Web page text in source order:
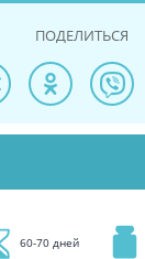
ПОДЕЛИТЬСЯ
60-70 дней